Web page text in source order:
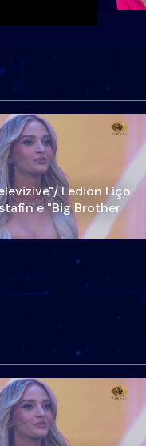
Ledion Liço
e "Big Brother